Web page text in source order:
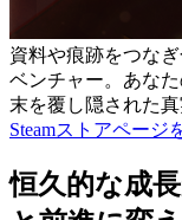
資料や痕跡をつな
ベンチャー。あな
末を覆し隠された真
Steamストアページ
恒久的な成